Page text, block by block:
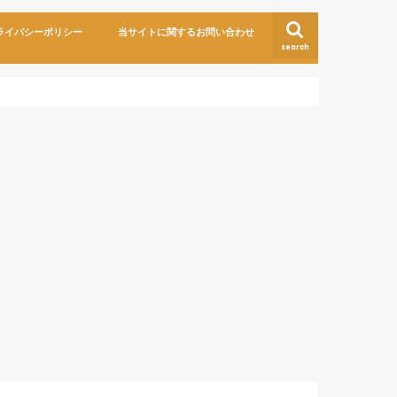
search
イバシーポリシー 当サイトに関するお問い合わせ